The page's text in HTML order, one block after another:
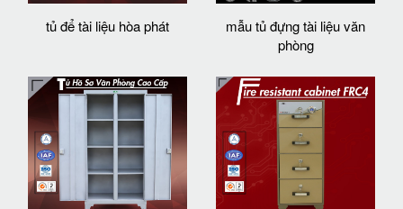
tủ để tài liệu hòa phát
mẫu tủ đựng tài liệu văn
phòng